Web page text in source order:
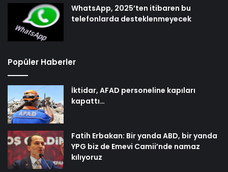
WhatsApp, 2025’ten itibaren bu
telefonlarda desteklenmeyecek
Popüler Haberler
İktidar, AFAD personeline kapıları
kapattı…
Fatih Erbakan: Bir yanda ABD, bir yanda
YPG biz de Emevi Camii’nde namaz
kılıyoruz